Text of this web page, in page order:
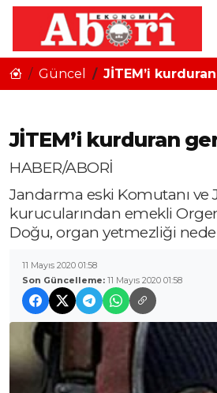
Güncel JİTEM’i
JİTEM’i kurduran
HABER/ABORİ
Jandarma eski Komutanı ve
kurucularından emekli
Doğu, organ yetmezliği
11 Mayıs 2020 01:58
Son Güncelleme: 11 Mayıs 2020 01:58